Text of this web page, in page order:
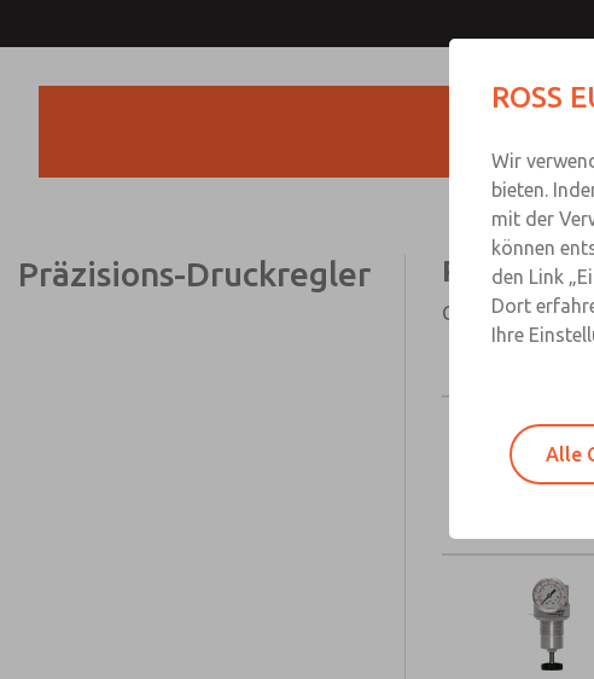
Präzisions-Druckregler
G1/8 bis G 1-1/
ROSS
Wir
bieten.
mit der
können
den Link
Dort
Ihre
Alle